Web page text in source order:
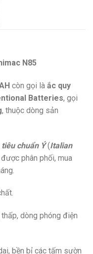
N85
còn gọi là ắc quy
Batteries, gọi
, thuộc dòng sản
tiêu chuẩn Ý(Italian
phân phối, mua
dòng phóng điện
bền bỉ các tấm sườn